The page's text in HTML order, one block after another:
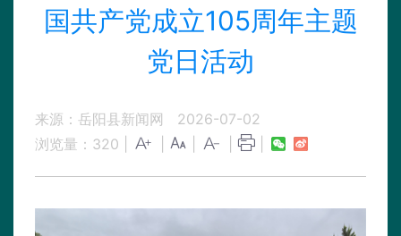
国共产党成立105周年主题
党日活动
来源：岳阳县新闻网
2026-07-02
浏览量： 320